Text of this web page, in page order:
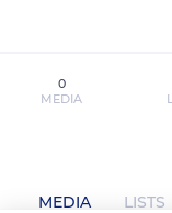
0
MEDIA
MEDIA LISTS